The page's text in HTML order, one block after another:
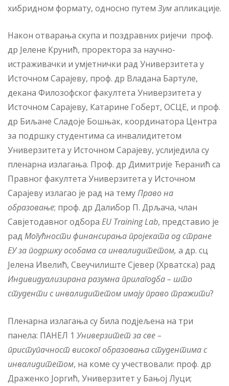
хибридном формату, односно путем Зумапликације.
Након отварања скупа и поздравних ријечи проф.
др Јелене Крунић, проректора за научно-
истраживачки и умјетнички рад Универзитета у
Источном Сарајеву, проф. др Владана Бартуле,
декана Филозофског факултета Универзитета у
Источном Сарајеву, Катарине Гоберт, ОСЦЕ, и проф.
др Биљане Сладоје Бошњак, координатора Центра
за подршку студентима са инвалидитетом
Универзитета у Источном Сарајеву, услиједила су
пленарна излагања. Проф. др Димитрије Ћеранић са
Правног факултета Универзитета у Источном
Сарајеву излагао је рад на темуПраво на
образовање; проф. др Далибор П. Дрљача, члан
Савјетодавног одбора EU Training Lab, представио је
рад Могућности финансирања пројеката од стране
ЕУ за подршку особама са инвалидитетом, а др. сц
Јелена Ивелић, Свеучилиште Сјевер (Хрватска) рад
Индивидуализирана разумна прилагодба – што
студенти с инвалидитетом имају право тражити?
Пленарна излагања су била подјељена на три
панела: ПАНЕЛ 1 Универзитетза све –
приступачност високог образовања студентима с
инвалидитетом, на коме су учествовали: проф. др
Драженко Јоргић, Универзитет у Бањој Луци;